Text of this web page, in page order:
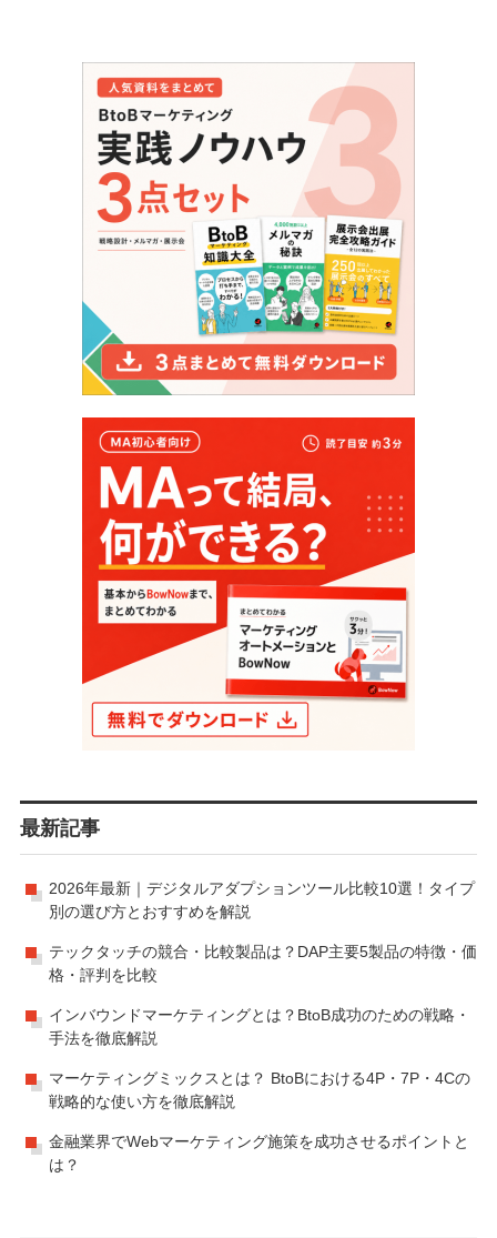
最新記事
2026年最新｜デジタルアダプションツール比較10選！タイプ
別の選び方とおすすめを解説
テックタッチの競合・比較製品は？DAP主要5製品の特徴・価
格・評判を比較
インバウンドマーケティングとは？BtoB成功のための戦略・
手法を徹底解説
マーケティングミックスとは？ BtoBにおける4P・7P・4Cの
戦略的な使い方を徹底解説
金融業界でWebマーケティング施策を成功させるポイントと
は？